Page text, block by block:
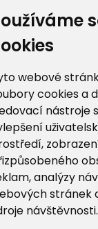
webové
cookies a
nástroje
analýzy
stránek
návštěvnosti.
účetnictví,
rádcem.